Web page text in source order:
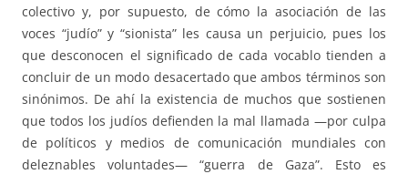
colectivo y, por supuesto, de cómo la asociación de las
voces “judío” y “sionista” les causa un perjuicio, pues los
que desconocen el significado de cada vocablo tienden a
concluir de un modo desacertado que ambos términos son
sinónimos. De ahí la existencia de muchos que sostienen
que todos los judíos defienden la mal llamada —por culpa
de políticos y medios de comunicación mundiales con
deleznables voluntades— “guerra de Gaza”. Esto es